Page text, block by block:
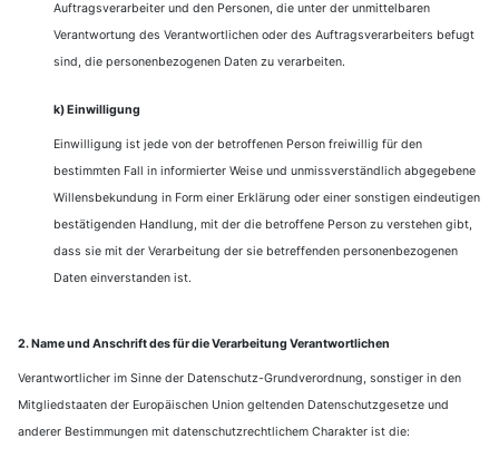
Auftragsverarbeiter und den Personen, die unter der unmittelbaren
Verantwortung des Verantwortlichen oder des Auftragsverarbeiters befugt
sind, die personenbezogenen Daten zu verarbeiten.
k) Einwilligung
Einwilligung ist jede von der betroffenen Person freiwillig für den
bestimmten Fall in informierter Weise und unmissverständlich abgegebene
Willensbekundung in Form einer Erklärung oder einer sonstigen eindeutigen
bestätigenden Handlung, mit der die betroffene Person zu verstehen gibt,
dass sie mit der Verarbeitung der sie betreffenden personenbezogenen
Daten einverstanden ist.
2. Name und Anschrift des für die Verarbeitung Verantwortlichen
Verantwortlicher im Sinne der Datenschutz-Grundverordnung, sonstiger in den
Mitgliedstaaten der Europäischen Union geltenden Datenschutzgesetze und
anderer Bestimmungen mit datenschutzrechtlichem Charakter ist die: